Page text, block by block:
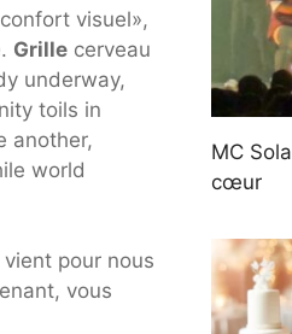
visuel»,
Grille cerveau
underway,
toils in
another,
world
pour nous
vous
MC
cœur